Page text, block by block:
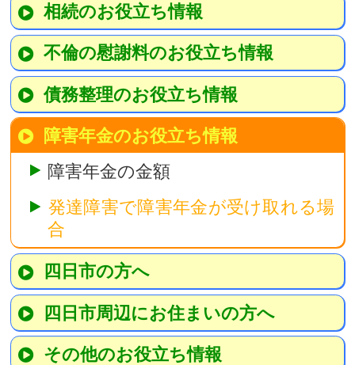
相続のお役立ち情報
不倫の慰謝料のお役立ち情報
債務整理のお役立ち情報
障害年金のお役立ち情報
障害年金の金額
発達障害で障害年金が受け取れる場
合
四日市の方へ
四日市周辺にお住まいの方へ
その他のお役立ち情報